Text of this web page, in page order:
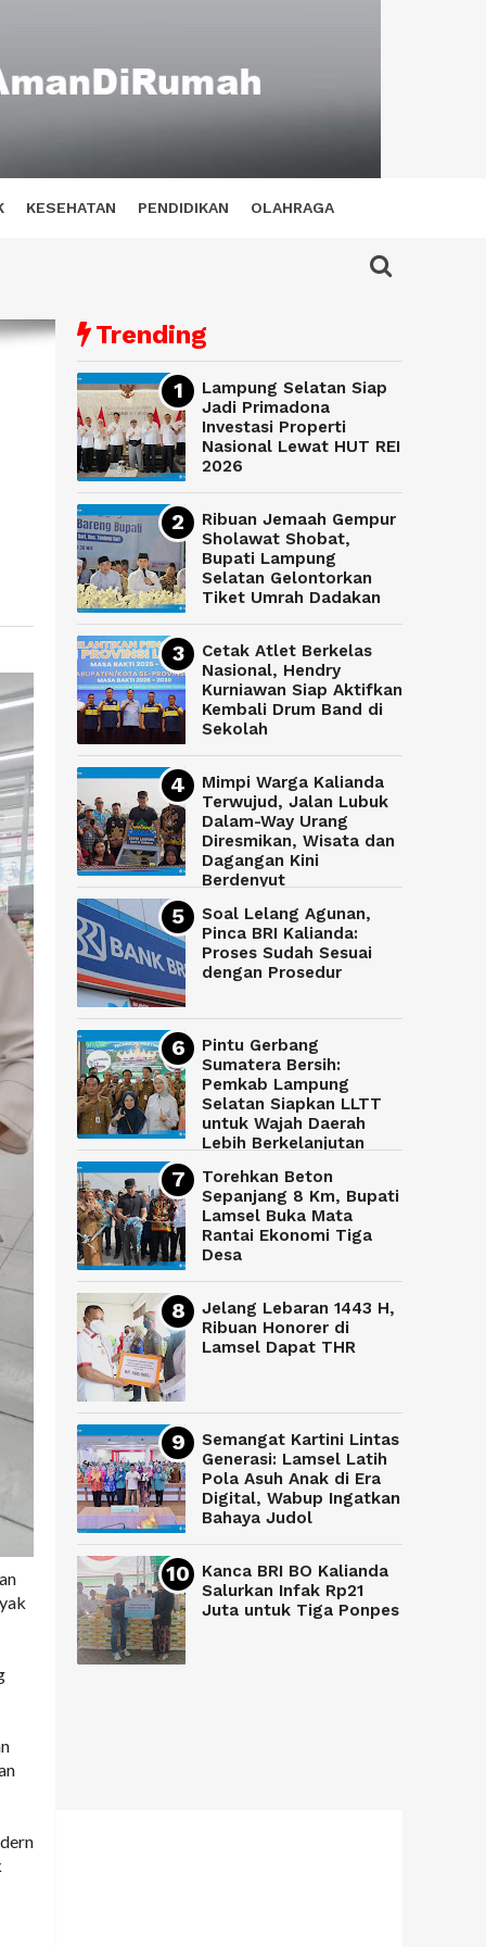
KESEHATAN PENDIDIKAN OLAHRAGA
Trending
Lampung Selatan Siap
Jadi Primadona
Investasi Properti
Nasional Lewat HUT REI
2026
Ribuan Jemaah Gempur
Sholawat Shobat,
Bupati Lampung
Selatan Gelontorkan
Tiket Umrah Dadakan
Cetak Atlet Berkelas
Nasional, Hendry
Kurniawan Siap Aktifkan
Kembali Drum Band di
Sekolah
Mimpi Warga Kalianda
Terwujud, Jalan Lubuk
Dalam-Way Urang
Diresmikan, Wisata dan
Dagangan Kini
Berdenyut
Soal Lelang Agunan,
Pinca BRI Kalianda:
Proses Sudah Sesuai
dengan Prosedur
Pintu Gerbang
Sumatera Bersih:
Pemkab Lampung
Selatan Siapkan LLTT
untuk Wajah Daerah
Lebih Berkelanjutan
Torehkan Beton
Sepanjang 8 Km, Bupati
Lamsel Buka Mata
Rantai Ekonomi Tiga
Desa
Jelang Lebaran 1443 H,
Ribuan Honorer di
Lamsel Dapat THR
Semangat Kartini Lintas
Generasi: Lamsel Latih
Pola Asuh Anak di Era
Digital, Wabup Ingatkan
Bahaya Judol
Kanca BRI BO Kalianda
Salurkan Infak Rp21
Juta untuk Tiga Ponpes